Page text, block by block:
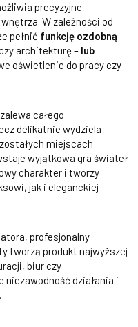
precyzyjne
W zależności od
pełnić funkcję ozdobną –
architekturę – lub
oświetlenie do pracy czy
całego
delikatnie wydziela
miejscach
wyjątkowa gra świateł
charakter i tworzy
jak i eleganckiej
profesjonalny
tworzą produkt najwyższej
biur czy
działania i